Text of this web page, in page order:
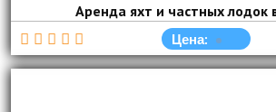
Аренда яхт и частных лодок
Цена: